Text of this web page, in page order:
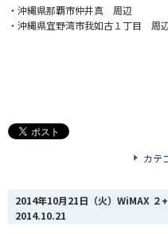
・沖縄県那覇市仲井真 周辺
・沖縄県宜野湾市我如古１丁目 周
カテ
2014年10月21日（火）WiMAX ２
2014.10.21